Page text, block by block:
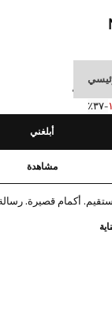
رسالة
؜-٣٧٪؜
أبلغني
مشاهدة